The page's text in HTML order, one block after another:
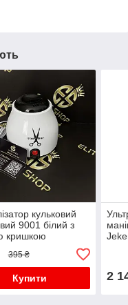
кульковий
9001 білий з
кришкою
395 ₴
Купити 2